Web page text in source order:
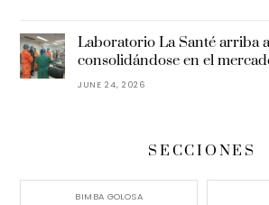
Laboratorio La Santé arriba
consolidándose en el
JUNE 24, 2026
SECCIONES
BIMBA GOLOSA